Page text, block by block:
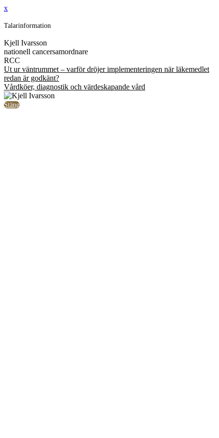
x
Talarinformation
Kjell Ivarsson
nationell cancersamordnare
RCC
Ut ur väntrummet – varför dröjer implementeringen när läkemedlet
redan är godkänt?
Vårdköer, diagnostik och värdeskapande vård
Stäng